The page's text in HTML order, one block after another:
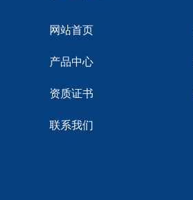
网站首页
产品中心
资质证书
联系我们